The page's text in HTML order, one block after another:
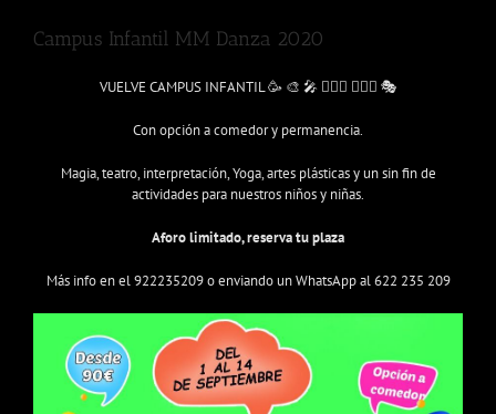
Campus Infantil MM Danza 2020
VUELVE CAMPUS INFANTIL 🥳 🎨 🎤 🤹🏻‍♀️ 🤹🏼‍♂️ 🎭
Con opción a comedor y permanencia.
Magia, teatro, interpretación, Yoga, artes plásticas y un sin fin de
actividades para nuestros niños y niñas.
Aforo limitado, reserva tu plaza
Más info en el 922235209 o enviando un WhatsApp al 622 235 209